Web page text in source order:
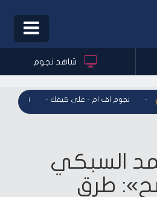
Toggle
شاهد نجوم
-
-نجوم اف ام - على كيفك نجوم اف
السبكي
طرق